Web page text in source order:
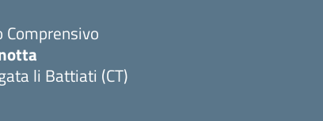
li Battiati (CT)